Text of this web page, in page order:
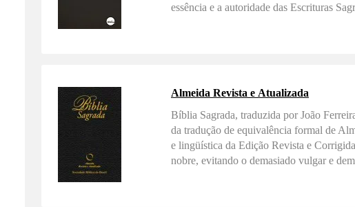
essência e a autoridade das Escrituras
Almeida Revista e Atualizada
Bíblia Sagrada, traduzida por João
da tradução de equivalência formal de
e lingüística da Edição Revista e
nobre, evitando o demasiado vulgar e